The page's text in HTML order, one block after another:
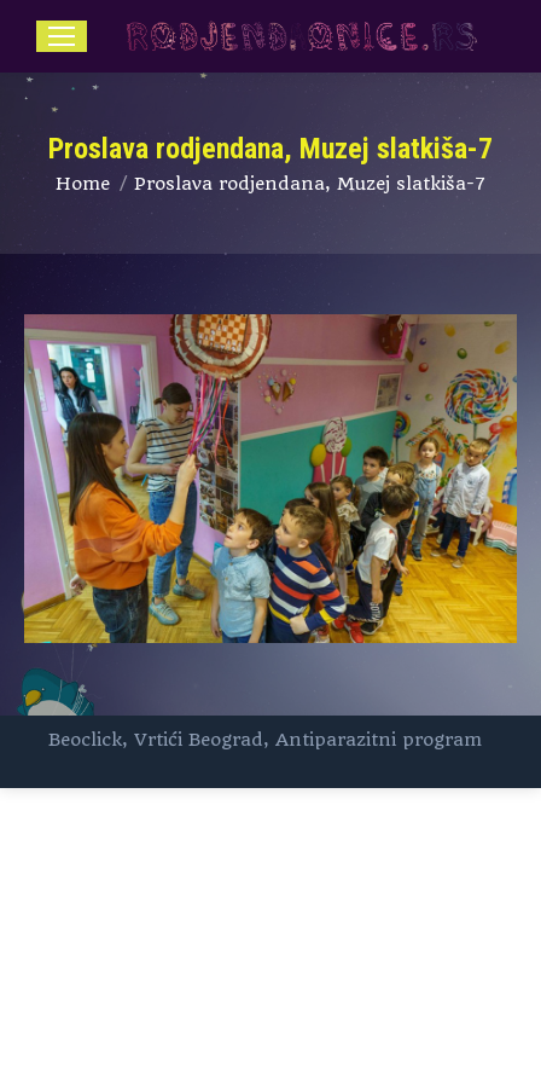
Proslava rodjendana, Muzej slatkiša-7
You are here:
Home Proslava rodjendana, Muzej slatkiša-7
Beoclick, Vrtići Beograd, Antiparazitni program